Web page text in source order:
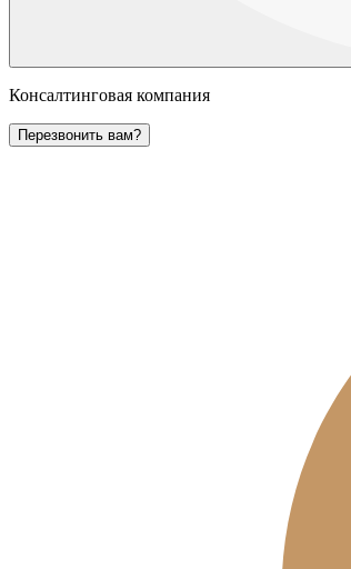
Консалтинговая компания
Перезвонить вам?